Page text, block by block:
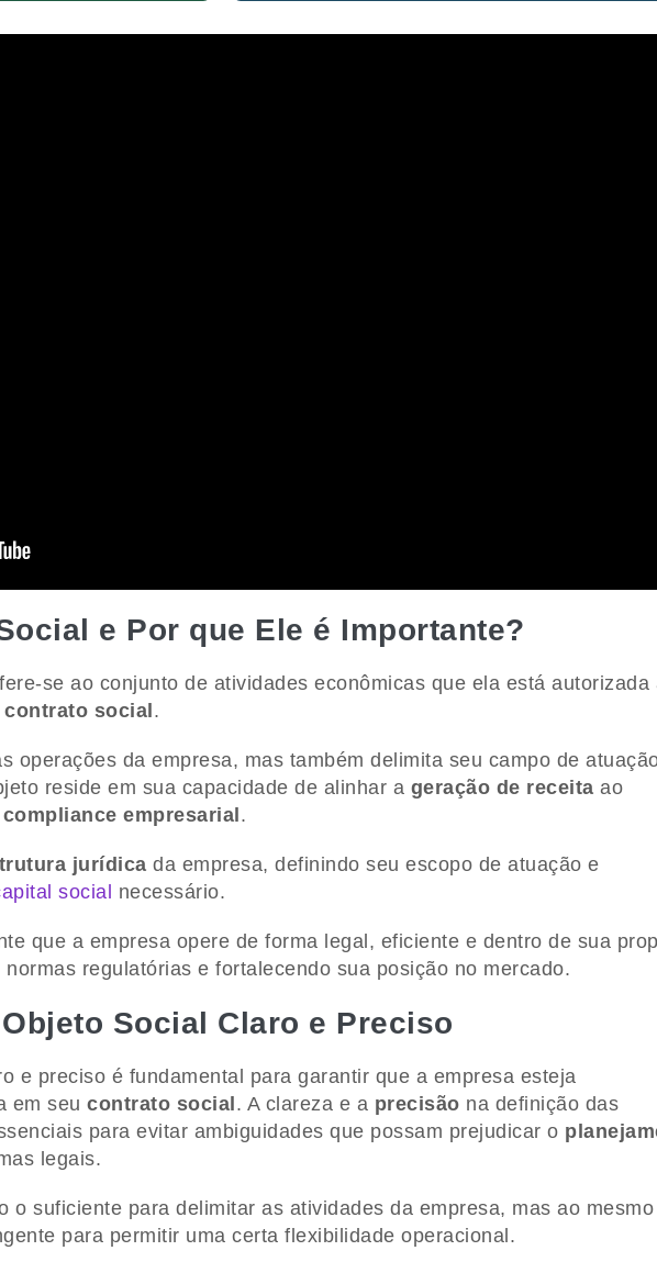
e Por que Ele é Importante?
se ao conjunto de atividades econômicas que ela está autorizada
contrato social .
operações da empresa, mas também delimita seu campo de
reside em sua capacidade de alinhar a geração de receita ao
compliance empresarial .
jurídica da empresa, definindo seu escopo de atuação e
social necessário.
que a empresa opere de forma legal, eficiente e dentro de sua
regulatórias e fortalecendo sua posição no mercado.
Social Claro e Preciso
e preciso é fundamental para garantir que a empresa esteja
em seu contrato social . A clareza e a precisão na definição das
para evitar ambiguidades que possam prejudicar o
legais.
o suficiente para delimitar as atividades da empresa, mas ao mesmo
para permitir uma certa flexibilidade operacional.